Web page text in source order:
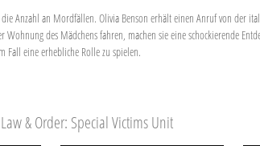
Anzahl an Mordfällen. Olivia Benson erhält einen Anruf von der
Wohnung des Mädchens fahren, machen sie eine schockierende
Fall eine erhebliche Rolle zu spielen.
& Order: Special Victims Unit